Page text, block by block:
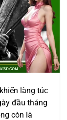
làng túc
đầu tháng
còn là